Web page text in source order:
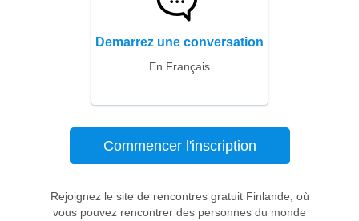
Demarrez une conversation
En Français
Commencer l'inscription
Rejoignez le site de rencontres gratuit Finlande, où
vous pouvez rencontrer des personnes du monde